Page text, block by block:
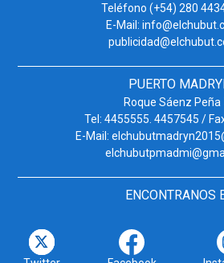
Teléfono (+54) 280
E-Mail:
PUERTO
Roque Sáenz Peña
Tel: 4455555. 4457545 /
E-Mail:
ENCONTRANOS